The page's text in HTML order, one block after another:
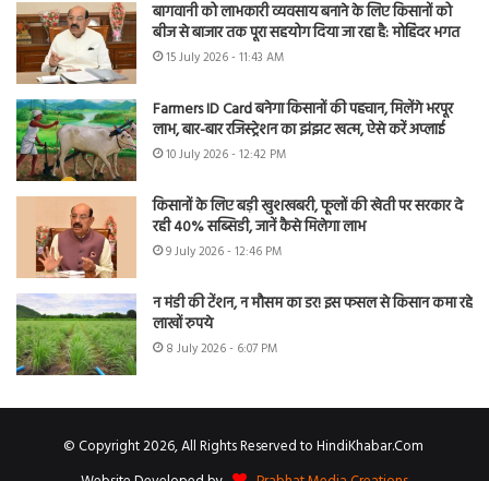
बागवानी को लाभकारी व्यवसाय बनाने के लिए किसानों को
बीज से बाजार तक पूरा सहयोग दिया जा रहा है: मोहिंदर भगत
15 July 2026 - 11:43 AM
Farmers ID Card बनेगा किसानों की पहचान, मिलेंगे भरपूर
लाभ, बार-बार रजिस्ट्रेशन का झंझट खत्म, ऐसे करें अप्लाई
10 July 2026 - 12:42 PM
किसानों के लिए बड़ी खुशखबरी, फूलों की खेती पर सरकार दे
रही 40% सब्सिडी, जानें कैसे मिलेगा लाभ
9 July 2026 - 12:46 PM
न मंडी की टेंशन, न मौसम का डर! इस फसल से किसान कमा रहे
लाखों रुपये
8 July 2026 - 6:07 PM
© Copyright 2026, All Rights Reserved to HindiKhabar.Com